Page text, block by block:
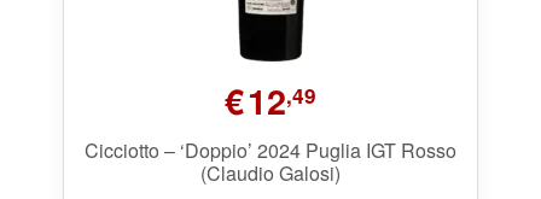
€12,49
Cicciotto – ‘Doppio’ 2024 Puglia IGT Rosso
(Claudio Galosi)